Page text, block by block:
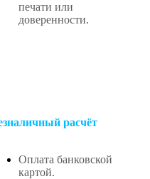
печати или
доверенности.
расчёт
Оплата банковской
картой.